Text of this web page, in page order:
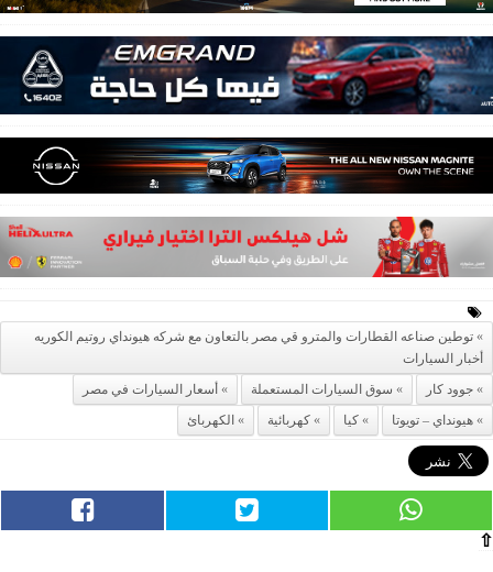
توطين صناعه القطارات والمترو قي مصر بالتعاون مع شركه هيونداي روتيم الكوريه
أخبار السيارات
جوود كار
سوق السيارات المستعملة
أسعار السيارات في مصر
هيونداي – تويوتا
كيا كهربائية الكهربائ
⇧